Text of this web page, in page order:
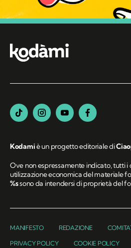
Kodamiè un progetto editoriale di
Ove non espressamente indicato, tutti
utilizzazione economica del materiale
%ssono da intendersi di proprietà del
MANIFESTO REDAZIONE
PRIVACY POLICY COOKIE POLICY